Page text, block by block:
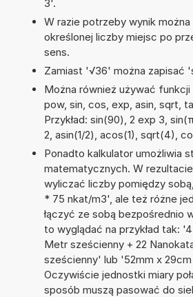
3'.
W razie potrzeby wynik
określonej liczby miejsc po
sens.
Zamiast '√36' można zapisać
Można również używać
pow, sin, cos, exp, asin, sqrt,
Przykład: sin(90), 2 exp 3,
2, asin(1/2), acos(1), sqrt(4),
Ponadto kalkulator umożliwia
matematycznych. W
wyliczać liczby pomiędzy
* 75 nkat/m3', ale też różne
łączyć ze sobą bezpośrednio
to wyglądać na przykład tak:
Metr sześcienny + 22
sześcienny' lub '52mm x
Oczywiście jednostki miary
sposób muszą pasować do